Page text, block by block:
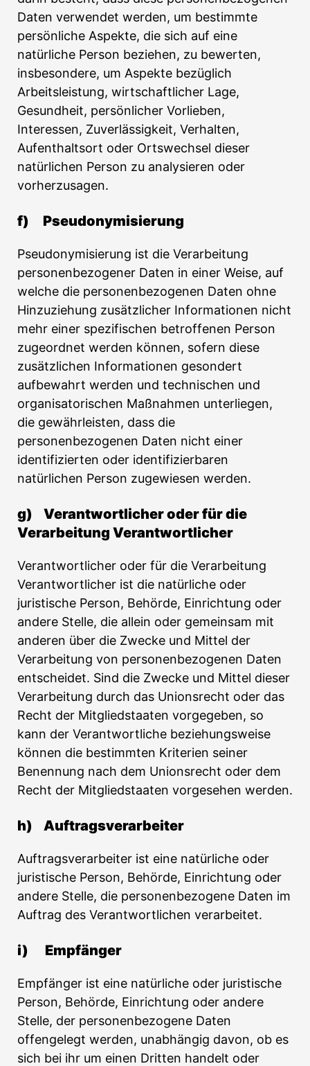
Daten verwendet werden, um bestimmte
persönliche Aspekte, die sich auf eine
natürliche Person beziehen, zu bewerten,
insbesondere, um Aspekte bezüglich
Arbeitsleistung, wirtschaftlicher Lage,
Gesundheit, persönlicher Vorlieben,
Interessen, Zuverlässigkeit, Verhalten,
Aufenthaltsort oder Ortswechsel dieser
natürlichen Person zu analysieren oder
vorherzusagen.
f) Pseudonymisierung
Pseudonymisierung ist die Verarbeitung
personenbezogener Daten in einer Weise, auf
welche die personenbezogenen Daten ohne
Hinzuziehung zusätzlicher Informationen nicht
mehr einer spezifischen betroffenen Person
zugeordnet werden können, sofern diese
zusätzlichen Informationen gesondert
aufbewahrt werden und technischen und
organisatorischen Maßnahmen unterliegen,
die gewährleisten, dass die
personenbezogenen Daten nicht einer
identifizierten oder identifizierbaren
natürlichen Person zugewiesen werden.
g) Verantwortlicher oder für die
Verarbeitung Verantwortlicher
Verantwortlicher oder für die Verarbeitung
Verantwortlicher ist die natürliche oder
juristische Person, Behörde, Einrichtung oder
andere Stelle, die allein oder gemeinsam mit
anderen über die Zwecke und Mittel der
Verarbeitung von personenbezogenen Daten
entscheidet. Sind die Zwecke und Mittel dieser
Verarbeitung durch das Unionsrecht oder das
Recht der Mitgliedstaaten vorgegeben, so
kann der Verantwortliche beziehungsweise
können die bestimmten Kriterien seiner
Benennung nach dem Unionsrecht oder dem
Recht der Mitgliedstaaten vorgesehen werden.
h) Auftragsverarbeiter
Auftragsverarbeiter ist eine natürliche oder
juristische Person, Behörde, Einrichtung oder
andere Stelle, die personenbezogene Daten im
Auftrag des Verantwortlichen verarbeitet.
i) Empfänger
Empfänger ist eine natürliche oder juristische
Person, Behörde, Einrichtung oder andere
Stelle, der personenbezogene Daten
offengelegt werden, unabhängig davon, ob es
sich bei ihr um einen Dritten handelt oder